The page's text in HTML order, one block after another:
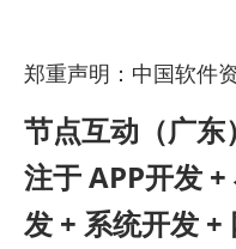
郑重声明：中国软件
节点互动（广东
注于 APP开发 +
发 + 系统开发 +